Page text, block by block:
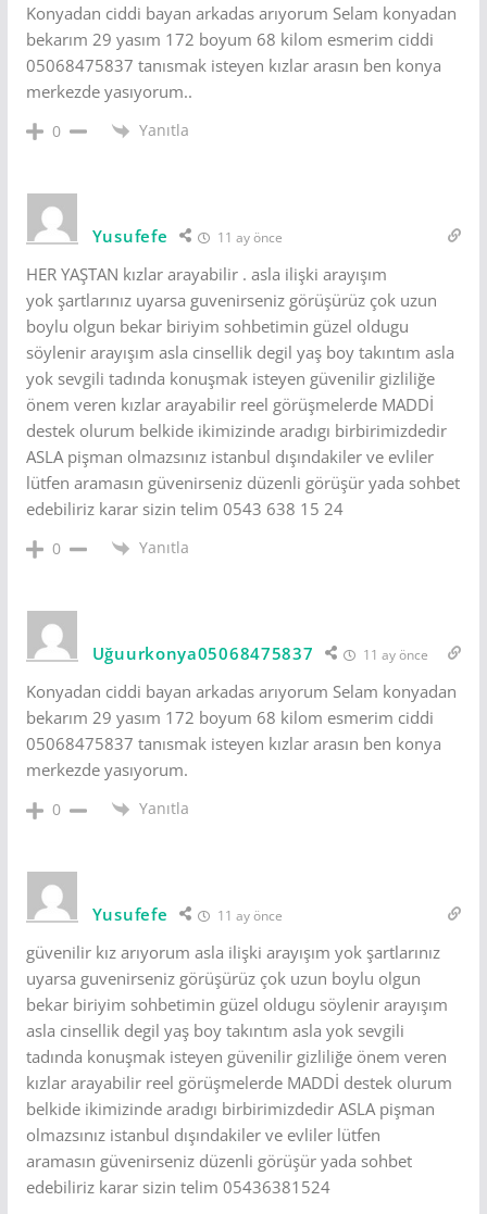
Konyadan ciddi bayan arkadas arıyorum Selam konyadan
bekarım 29 yasım 172 boyum 68 kilom esmerim ciddi
05068475837 tanısmak isteyen kızlar arasın ben konya
merkezde yasıyorum..
0 Yanıtla
Yusufefe 11 ay önce
HER YAŞTAN kızlar arayabilir . asla ilişki arayışım
yok şartlarınız uyarsa guvenirseniz görüşürüz çok uzun
boylu olgun bekar biriyim sohbetimin güzel oldugu
söylenir arayışım asla cinsellik degil yaş boy takıntım asla
yok sevgili tadında konuşmak isteyen güvenilir gizliliğe
önem veren kızlar arayabilir reel görüşmelerde MADDİ
destek olurum belkide ikimizinde aradıgı birbirimizdedir
ASLA pişman olmazsınız istanbul dışındakiler ve evliler
lütfen aramasın güvenirseniz düzenli görüşür yada sohbet
edebiliriz karar sizin telim 0543 638 15 24
0 Yanıtla
Uğuurkonya05068475837 11 ay önce
Konyadan ciddi bayan arkadas arıyorum Selam konyadan
bekarım 29 yasım 172 boyum 68 kilom esmerim ciddi
05068475837 tanısmak isteyen kızlar arasın ben konya
merkezde yasıyorum.
0 Yanıtla
Yusufefe 11 ay önce
güvenilir kız arıyorum asla ilişki arayışım yok şartlarınız
uyarsa guvenirseniz görüşürüz çok uzun boylu olgun
bekar biriyim sohbetimin güzel oldugu söylenir arayışım
asla cinsellik degil yaş boy takıntım asla yok sevgili
tadında konuşmak isteyen güvenilir gizliliğe önem veren
kızlar arayabilir reel görüşmelerde MADDİ destek olurum
belkide ikimizinde aradıgı birbirimizdedir ASLA pişman
olmazsınız istanbul dışındakiler ve evliler lütfen
aramasın güvenirseniz düzenli görüşür yada sohbet
edebiliriz karar sizin telim 05436381524